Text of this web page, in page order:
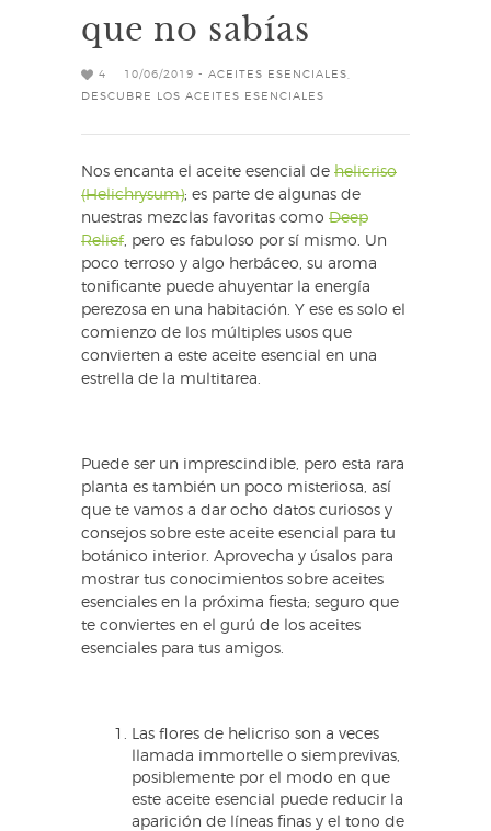
que no sabías
4 10/06/2019 - ACEITES ESENCIALES
DESCUBRE LOS ACEITES ESENCIALES
Nos encanta el aceite esencial de helicriso
(Helichrysum); es parte de algunas de
nuestras mezclas favoritas como Deep
Relief, pero es fabuloso por sí mismo. Un
poco terroso y algo herbáceo, su aroma
tonificante puede ahuyentar la energía
perezosa en una habitación. Y ese es solo el
comienzo de los múltiples usos que
convierten a este aceite esencial en una
estrella de la multitarea.
Puede ser un imprescindible, pero esta rara
planta es también un poco misteriosa, así
que te vamos a dar ocho datos curiosos y
consejos sobre este aceite esencial para tu
botánico interior. Aprovecha y úsalos para
mostrar tus conocimientos sobre aceites
esenciales en la próxima fiesta; seguro que
te conviertes en el gurú de los aceites
esenciales para tus amigos.
Las flores de helicriso son a veces
llamada immortelle o siemprevivas,
posiblemente por el modo en que
este aceite esencial puede reducir la
aparición de líneas finas y el tono de